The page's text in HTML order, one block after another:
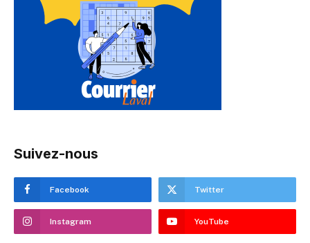
Suivez-nous
Facebook Twitter
Instagram YouTube